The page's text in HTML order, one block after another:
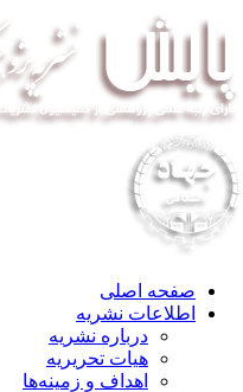
صفحه اصلی
اطلاعات نشریه
درباره نشریه
هیات تحریریه
اهداف و زمینه‌ها